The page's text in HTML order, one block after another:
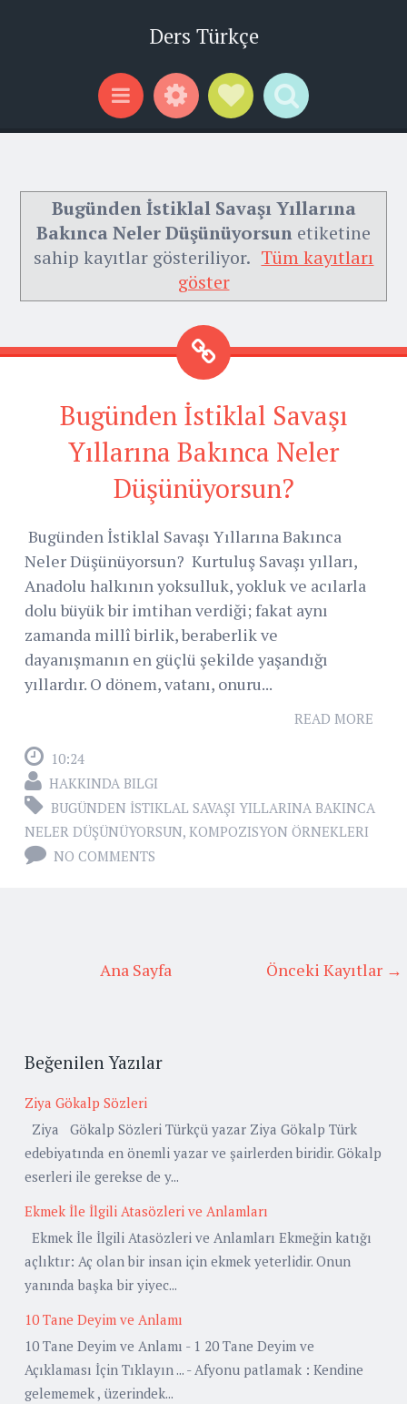
Ders Türkçe
Menu WidgetsSocial Links
Search
Bugünden İstiklal Savaşı Yıllarına
Bakınca Neler Düşünüyorsun etiketine
sahip kayıtlar gösteriliyor. Tüm kayıtları
göster
Bugünden İstiklal Savaşı
Yıllarına Bakınca Neler
Düşünüyorsun?
Bugünden İstiklal Savaşı Yıllarına Bakınca
Neler Düşünüyorsun? Kurtuluş Savaşı yılları,
Anadolu halkının yoksulluk, yokluk ve acılarla
dolu büyük bir imtihan verdiği; fakat aynı
zamanda millî birlik, beraberlik ve
dayanışmanın en güçlü şekilde yaşandığı
yıllardır. O dönem, vatanı, onuru...
READ MORE
10:24
HAKKINDA BILGI
BUGÜNDEN İSTIKLAL SAVAŞI YILLARINA BAKINCA
NELER DÜŞÜNÜYORSUN, KOMPOZISYON ÖRNEKLERI
NO COMMENTS
Önceki Kayıtlar →
Ana Sayfa
Beğenilen Yazılar
Ziya Gökalp Sözleri
Ziya Gökalp Sözleri Türkçü yazar Ziya Gökalp Türk
edebiyatında en önemli yazar ve şairlerden biridir. Gökalp
eserleri ile gerekse de y...
Ekmek İle İlgili Atasözleri ve Anlamları
Ekmek İle İlgili Atasözleri ve Anlamları Ekmeğin katığı
açlıktır: Aç olan bir insan için ekmek yeterlidir. Onun
yanında başka bir yiyec...
10 Tane Deyim ve Anlamı
10 Tane Deyim ve Anlamı - 1 20 Tane Deyim ve
Açıklaması İçin Tıklayın ... - Afyonu patlamak : Kendine
gelememek , üzerindek...